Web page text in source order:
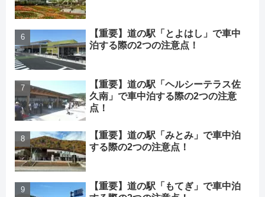
【重要】道の駅「とよはし」で車中
泊する際の2つの注意点！
【重要】道の駅「ヘルシーテラス佐
久南」で車中泊する際の2つの注意
点！
【重要】道の駅「みとみ」で車中泊
する際の2つの注意点！
【重要】道の駅「もてぎ」で車中泊